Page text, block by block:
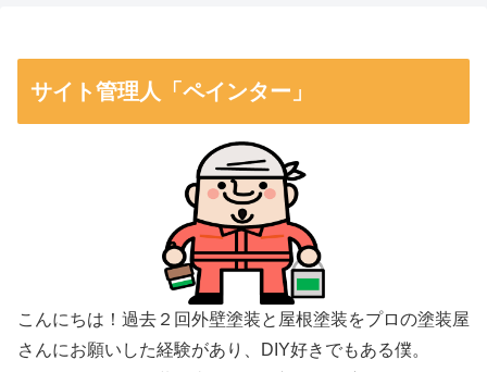
サイト管理人「ペインター」
こんにちは！過去２回外壁塗装と屋根塗装をプロの塗装屋
さんにお願いした経験があり、DIY好きでもある僕。